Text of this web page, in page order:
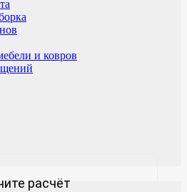
и ковров
расчёт